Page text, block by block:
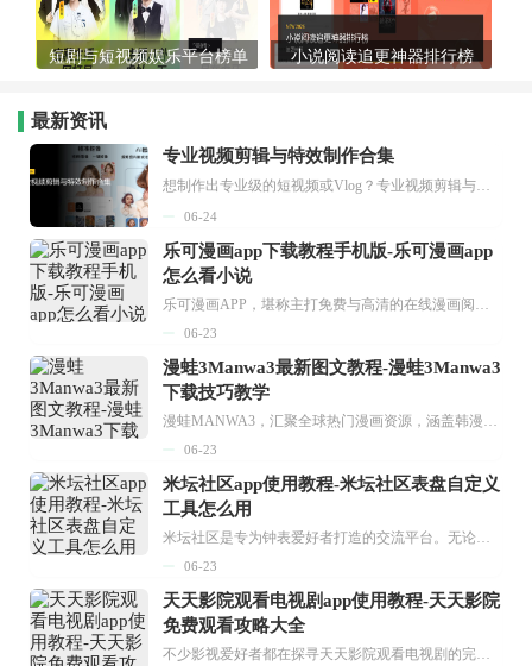
短剧与短视频娱乐平台榜单 小说阅读追更神器排行榜
最新资讯
专业视频剪辑与特效制作合集
想制作出专业级的短视频或Vlog？专业视频剪辑与特效制作大全专题为你提供了从剪辑、抠像到特效包装的全套解决方案。无论是添加炫酷的片头、进行精准的视频抠图，还是制...
06-24
乐可漫画app下载教程手机版-乐可漫画app
怎么看小说
乐可漫画APP，堪称主打免费与高清的在线漫画阅读神器。其官方版提供海量完整版漫画资源，无论是国内漫画，还是日漫、韩漫、台漫、美漫等国外漫画，应有尽有，随时供你阅读。只需轻点一下，便能直接进入阅读界面。不仅如此，乐可漫画最新版本更新速度极快，在这里，你总能抢先看到全网一手漫画章节内容！...
06-23
漫蛙3Manwa3最新图文教程-漫蛙3Manwa3
下载技巧教学
漫蛙MANWA3，汇聚全球热门漫画资源，涵盖韩漫、欧美漫画、国漫等多种类型，题材丰富多样，全方位满足用户阅读喜好。它不仅是阅读平台，更是创作平台，为广大用户打造零门槛创作环境。...
06-23
米坛社区app使用教程-米坛社区表盘自定义
工具怎么用
米坛社区是专为钟表爱好者打造的交流平台。无论你是初涉钟表领域的普通爱好者，还是拥有多年收藏经验的资深玩家，都能在此找到属于自己的天地。 无需注册，就能轻松参与其中。通过专业的讨论论坛与丰富的交互功能，你可与世界各地的钟表爱好者畅快交流。若你钟情于钟表，米坛社区无疑是值得一试的理想之选。在这里，你能获取最新的手表资讯，交流见解，提升鉴赏品味，让每一块手表都成为收藏故事中重要的一部分。感兴趣的朋友，不要错过下载机会。...
06-23
天天影院观看电视剧app使用教程-天天影院
免费观看攻略大全
不少影视爱好者都在探寻天天影院观看电视剧的完整方法，结合最新平台使用规则，本篇新手入门攻略全面讲解观看渠道、检索流程、播放设置以及画面模式调整等实用内容。全文适配手机、电脑等主流设备，步骤简洁易懂，无论是初次使用的新手，还是想要优化观影体验的用户，都能参照内容快速上手，熟练掌握平台各项操作技巧，轻松畅享影视内容。...